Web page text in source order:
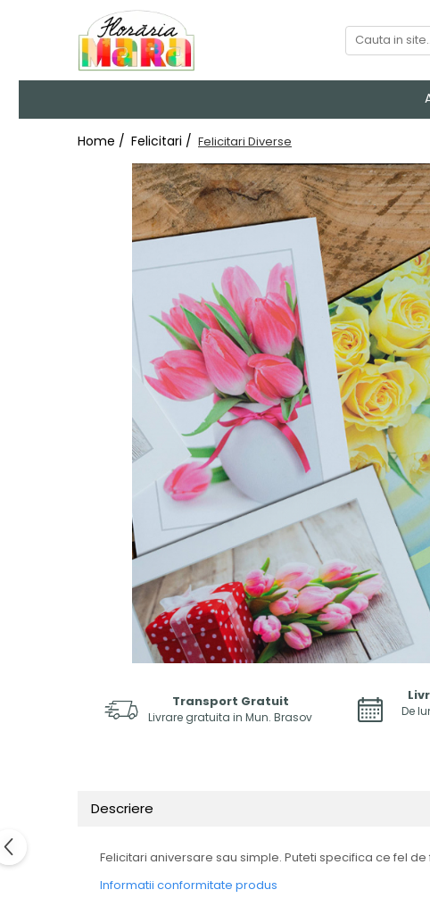
Categorii
Aranjamente florale
Trandafiri criogenati
Plante de apartament
Home / Felicitari / Felicitari Diverse
Transport Gratuit
Livrare gratuita in Mun. Brasov
De
Descriere
Felicitari aniversare sau simple. Puteti specifica ce fel
Informatii conformitate produs